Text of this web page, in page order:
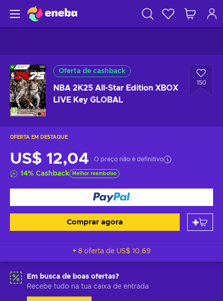
Oferta de cashback
NBA 2K25 All-Star Edition XBOX
LIVE Key GLOBAL
150
OFERTA EM DESTAQUE
US$ 12,04 O preço não é definitivo
14% Cashback Melhor reembolso
Comprar agora
+ 8 oferta de US$ 10,69
Em busca de boas ofertas?
Recebe tudo na tua caixa de entrada